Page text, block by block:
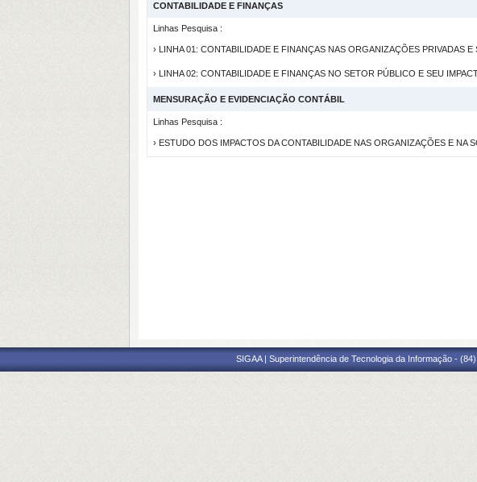
CONTABILIDADE E FINANÇAS
Linhas Pesquisa :
› LINHA 01: CONTABILIDADE E FINANÇAS NAS ORGANIZAÇÕES PRIVADAS
› LINHA 02: CONTABILIDADE E FINANÇAS NO SETOR PÚBLICO E SEU
MENSURAÇÃO E EVIDENCIAÇÃO CONTÁBIL
Linhas Pesquisa :
› ESTUDO DOS IMPACTOS DA CONTABILIDADE NAS ORGANIZAÇÕES E NA
SIGAA | Superintendência de Tecnologia da Informação -